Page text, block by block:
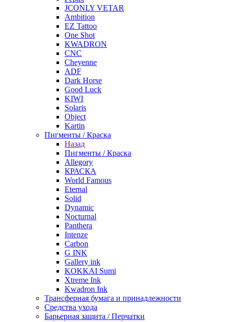
JCONLY VETAR
Ambition
EZ Tattoo
One Shot
KWADRON
CNC
Cheyenne
ADF
Dark Horse
Good Luck
KIWI
Solaris
Object
Kartin
Пигменты / Краска
Назад
Пигменты / Краска
Allegory
КРАСКА
World Famous
Eternal
Solid
Dynamic
Nocturnal
Panthera
Intenze
Carbon
G INK
Gallery ink
KOKKAI Sumi
Xtreme Ink
Kwadron Ink
Трансферная бумага и принадлежности
Средства ухода
Барьерная защита / Перчатки